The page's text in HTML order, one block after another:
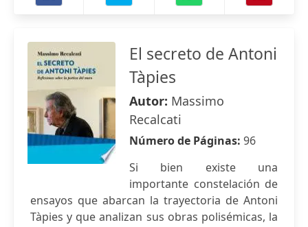
El secreto de Antoni
Tàpies
Autor: Massimo
Recalcati
Número de Páginas: 96
Si bien existe una
importante constelación de
ensayos que abarcan la trayectoria de Antoni
Tàpies y que analizan sus obras polisémicas, la